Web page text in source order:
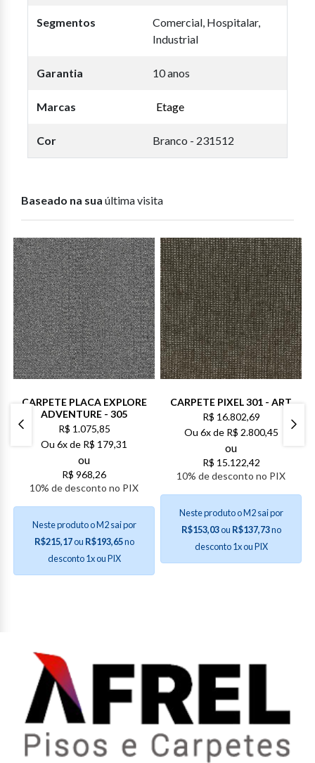
Segmentos
Comercial, Hospitalar,
Industrial
Garantia 10 anos
Marcas Etage
Cor Branco - 231512
Baseado na sua última visita
CARPETE PLACA EXPLORE
ADVENTURE - 305
R$ 1.075,85
Ou 6x de R$ 179,31
ou
R$ 968,26
10% de desconto no PIX
Neste produto o M2 sai por
R$215,17ou R$193,65no
desconto 1x ou PIX
CARPETE PIXEL 301 - ART
R$ 16.802,69
Ou 6x de R$ 2.800,45
ou
R$ 15.122,42
10% de desconto no PIX
Neste produto o M2 sai por
R$153,03ou R$137,73no
desconto 1x ou PIX